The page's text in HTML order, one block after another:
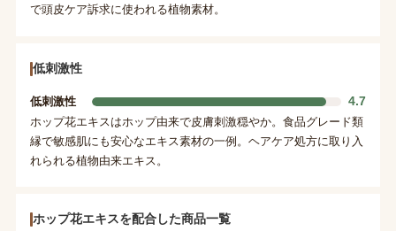
で頭皮ケア訴求に使われる植物素材。
低刺激性
低刺激性 4.7
ホップ花エキスはホップ由来で皮膚刺激穏やか。食品グレード類
縁で敏感肌にも安心なエキス素材の一例。ヘアケア処方に取り入
れられる植物由来エキス。
ホップ花エキスを配合した商品一覧